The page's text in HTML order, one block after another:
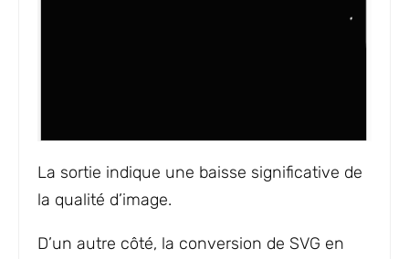
La sortie indique une baisse significative de
la qualité d’image.
D’un autre côté, la conversion de SVG en